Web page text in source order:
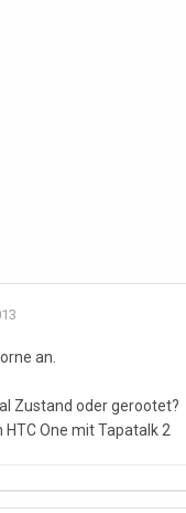
an.
Zustand oder gerootet?
One mit Tapatalk 2